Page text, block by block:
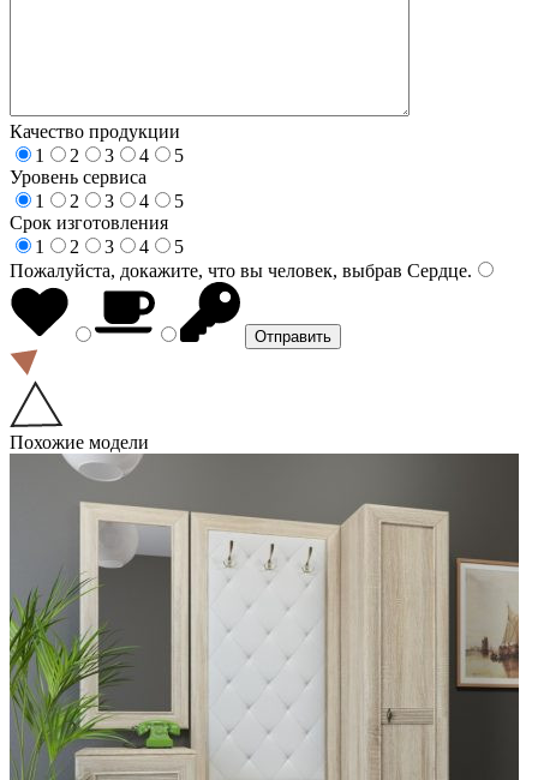
Качество продукции
1
2 3 4
5
Уровень сервиса
1
2 3 4
5
Срок изготовления
1
2 3 4
5
Пожалуйста, докажите, что вы человек, выбрав Сердце.
Похожие модели